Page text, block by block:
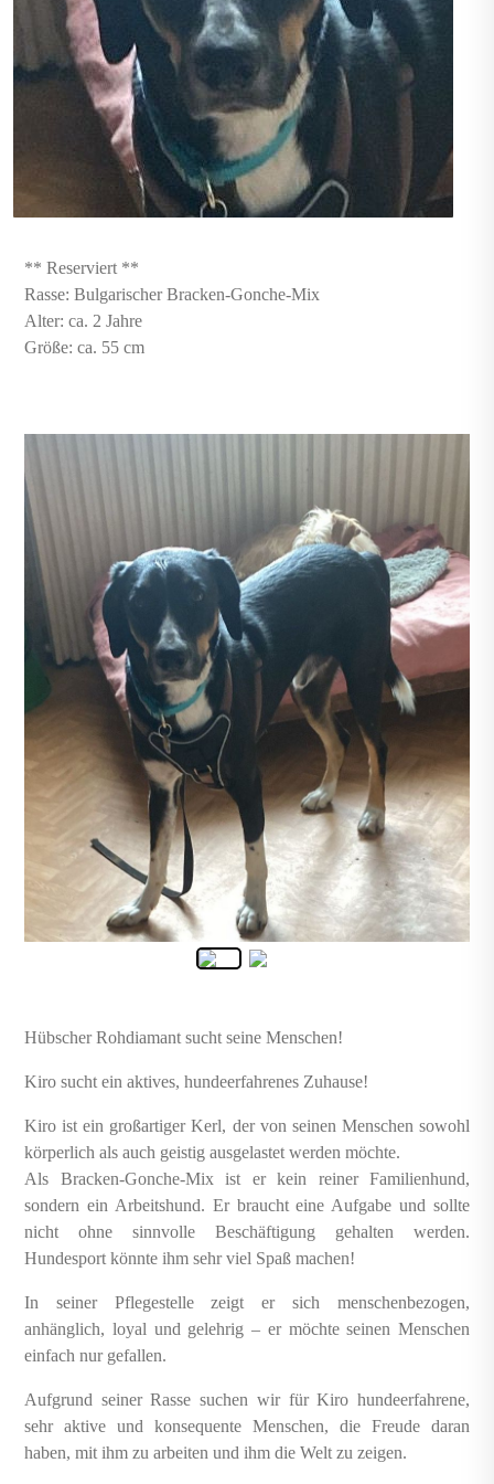
** Reserviert **
Rasse: Bulgarischer Bracken-Gonche-Mix
Alter: ca. 2 Jahre
Größe: ca. 55 cm
Hübscher Rohdiamant sucht seine Menschen!
Kiro sucht ein aktives, hundeerfahrenes Zuhause!
Kiro ist ein großartiger Kerl, der von seinen Menschen sowohl
körperlich als auch geistig ausgelastet werden möchte.
Als Bracken-Gonche-Mix ist er kein reiner Familienhund,
sondern ein Arbeitshund. Er braucht eine Aufgabe und sollte
nicht ohne sinnvolle Beschäftigung gehalten werden.
Hundesport könnte ihm sehr viel Spaß machen!
In seiner Pflegestelle zeigt er sich menschenbezogen,
anhänglich, loyal und gelehrig – er möchte seinen Menschen
einfach nur gefallen.
Aufgrund seiner Rasse suchen wir für Kiro hundeerfahrene,
sehr aktive und konsequente Menschen, die Freude daran
haben, mit ihm zu arbeiten und ihm die Welt zu zeigen.